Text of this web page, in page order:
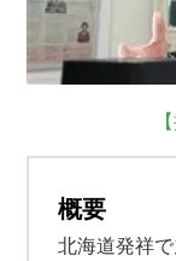
概要
北海道発祥